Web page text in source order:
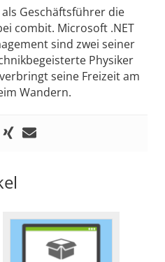
Geschäftsführer die
combit. Microsoft .NET
sind zwei seiner
Physiker
seine Freizeit am
Wandern.